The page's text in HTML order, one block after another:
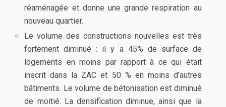
réaménagée et donne une grande respiration au
nouveau quartier.
Le volume des constructions nouvelles est très
fortement diminué : il y a 45% de surface de
logements en moins par rapport à ce qui était
inscrit dans la ZAC et 50 % en moins d’autres
bâtiments. Le volume de bétonisation est diminué
de moitié. La densification diminue, ainsi que la